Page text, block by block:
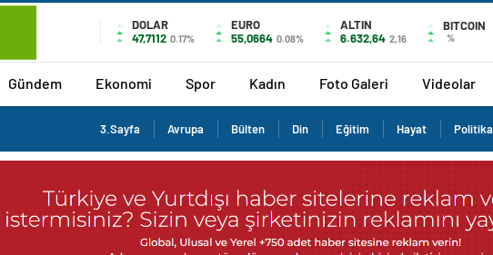
DOLAR
47,7112 0.17%
EURO
55,0664 0.08%
ALTIN
6.632,64 2,16
BITCOIN
%
Gündem Ekonomi Spor Kadın Foto Galeri Videolar
3.Sayfa Avrupa Bülten Din Eğitim Hayat Politika